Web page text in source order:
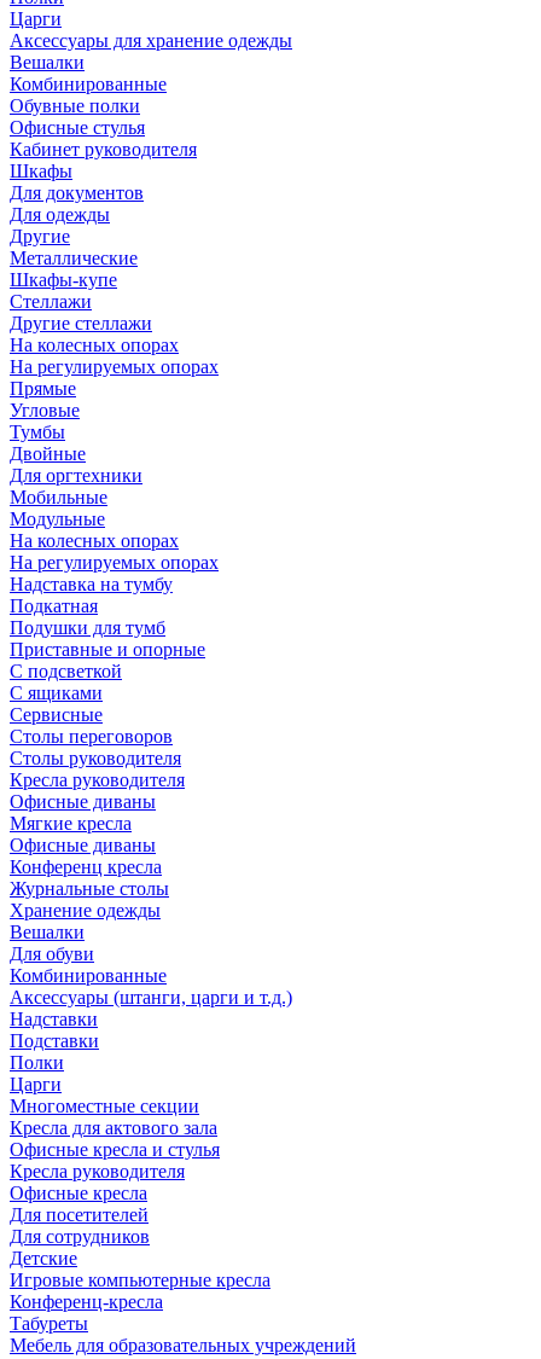
Царги
Аксессуары для хранение одежды
Вешалки
Комбинированные
Обувные полки
Офисные стулья
Кабинет руководителя
Шкафы
Для документов
Для одежды
Другие
Металлические
Шкафы-купе
Стеллажи
Другие стеллажи
На колесных опорах
На регулируемых опорах
Прямые
Угловые
Тумбы
Двойные
Для оргтехники
Мобильные
Модульные
На колесных опорах
На регулируемых опорах
Надставка на тумбу
Подкатная
Подушки для тумб
Приставные и опорные
С подсветкой
С ящиками
Сервисные
Столы переговоров
Столы руководителя
Кресла руководителя
Офисные диваны
Мягкие кресла
Офисные диваны
Конференц кресла
Журнальные столы
Хранение одежды
Вешалки
Для обуви
Комбинированные
Аксессуары (штанги, царги и т.д.)
Надставки
Подставки
Полки
Царги
Многоместные секции
Кресла для актового зала
Офисные кресла и стулья
Кресла руководителя
Офисные кресла
Для посетителей
Для сотрудников
Детские
Игровые компьютерные кресла
Конференц-кресла
Табуреты
Мебель для образовательных учреждений